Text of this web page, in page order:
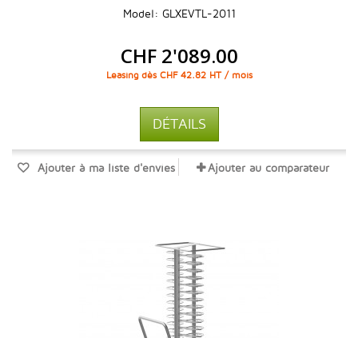
Model: GLXEVTL-2011
CHF 2'089.00
Leasing dès CHF 42.82 HT / mois
DÉTAILS
Ajouter à ma liste d'envies Ajouter au comparateur